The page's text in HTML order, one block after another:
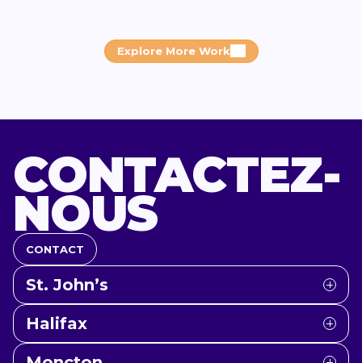
Explore More Work
CONTACTEZ-
NOUS
CONTACT
St. John’s
Halifax